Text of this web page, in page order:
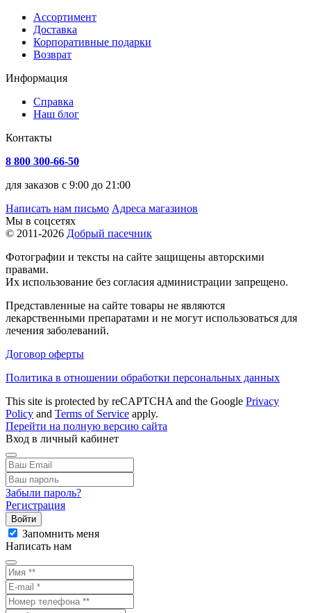
Ассортимент
Доставка
Корпоративные подарки
Возврат
Информация
Справка
Наш блог
Контакты
8 800 300-66-50
для заказов с 9:00 до 21:00
Написать нам письмо Адреса магазинов
Мы в соцсетях
© 2011-2026 Добрый пасечник
Фотографии и тексты на сайте защищены авторскими
правами.
Их использование без согласия администрации запрещено.
Представленные на сайте товары не являются
лекарственными препаратами и не могут использоваться для
лечения заболеваний.
Договор оферты
Политика в отношении обработки персональных данных
This site is protected by reCAPTCHA and the Google Privacy
Policy and Terms of Service apply.
Перейти на полную версию сайта
Вход в личный кабинет
Забыли пароль?
Регистрация
Войти
Запомнить меня
Написать нам